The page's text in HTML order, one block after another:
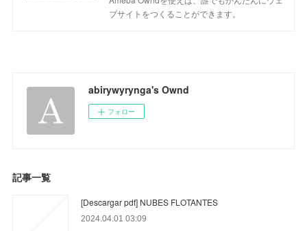
ブサイトをつくることができます。
abirywyrynga's Ownd
フォロー
記事一覧
[Descargar pdf] NUBES FLOTANTES
2024.04.01 03:09